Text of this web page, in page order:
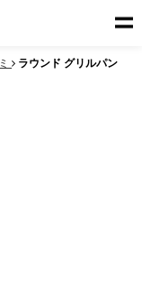
ラウンド グリルパン